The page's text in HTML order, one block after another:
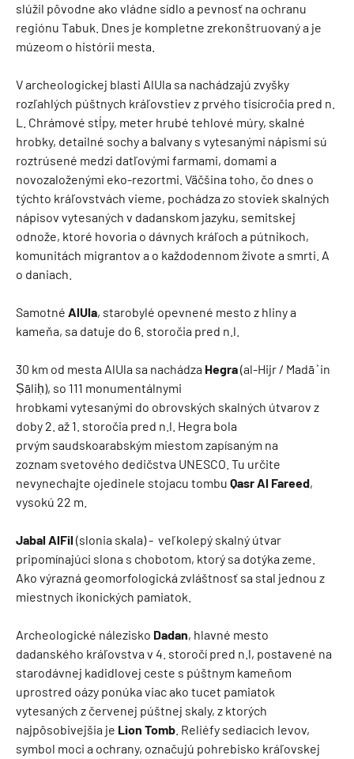
slúžil pôvodne ako vládne sídlo a pevnosť na ochranu
regiónu Tabuk. Dnes je kompletne zrekonštruovaný a je
múzeom o histórii mesta.
V archeologickej blasti AlUla sa nachádzajú zvyšky
rozľahlých púštnych kráľovstiev z prvého tisícročia pred n.
L. Chrámové stĺpy, meter hrubé tehlové múry, skalné
hrobky, detailné sochy a balvany s vytesanými nápismi sú
roztrúsené medzi datľovými farmami, domami a
novozaloženými eko-rezortmi. Väčšina toho, čo dnes o
týchto kráľovstvách vieme, pochádza zo stoviek skalných
nápisov vytesaných v dadanskom jazyku, semitskej
odnože, ktoré hovoria o dávnych kráľoch a pútnikoch,
komunitách migrantov a o každodennom živote a smrti. A
o daniach.
Samotné AlUla, starobylé opevnené mesto z hliny a
kameňa, sa datuje do 6. storočia pred n.l.
30 km od mesta AlUla sa nachádza Hegra(al-Hijr / Madā ͐ in
Ṣāliḥ), so 111 monumentálnymi
hrobkami vytesanými do obrovských skalných útvarov z
doby 2. až 1. storočia pred n.l. Hegra bola
prvým saudskoarabským miestom zapísaným na
zoznam svetového dedičstva UNESCO. Tu určite
nevynechajte ojedinele stojacu tombu Qasr Al Fareed,
vysokú 22 m.
Jabal AlFil (slonia skala) - veľkolepý skalný útvar
pripomínajúci slona s chobotom, ktorý sa dotýka zeme.
Ako výrazná geomorfologická zvláštnosť sa stal jednou z
miestnych ikonických pamiatok.
Archeologické nálezisko Dadan, hlavné mesto
dadanského kráľovstva v 4. storočí pred n.l, postavené na
starodávnej kadidlovej ceste s púštnym kameňom
uprostred oázy ponúka viac ako tucet pamiatok
vytesaných z červenej púštnej skaly, z ktorých
najpôsobivejšia je Lion Tomb . Reliéfy sediacich levov,
symbol moci a ochrany, označujú pohrebisko kráľovskej